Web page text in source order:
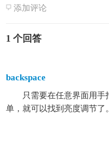
添加评论
1 个回答
backspace
只需要在任意界面用手
单，就可以找到亮度调节了。